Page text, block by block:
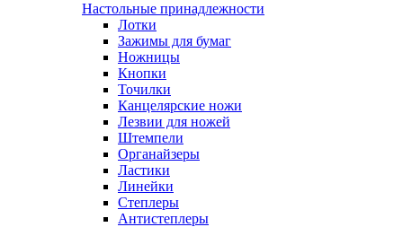
Настольные принадлежности
Лотки
Зажимы для бумаг
Ножницы
Кнопки
Точилки
Канцелярские ножи
Лезвии для ножей
Штемпели
Органайзеры
Ластики
Линейки
Степлеры
Антистеплеры